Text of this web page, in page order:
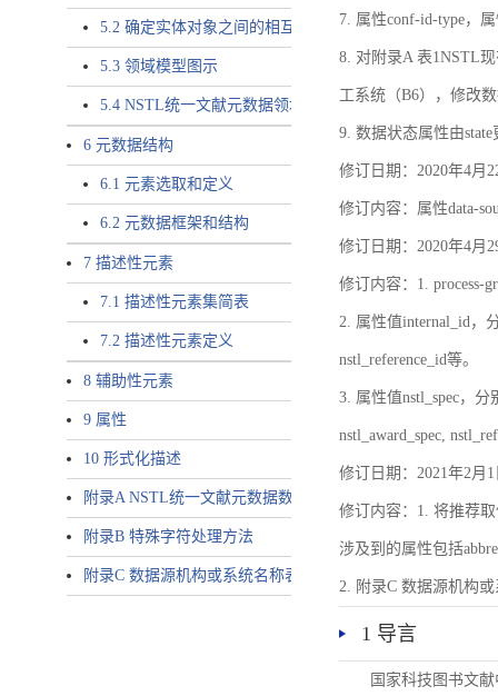
5.2 确定实体对象之间的相互关系，定义实体对象之间的
5.3 领域模型图示
5.4 NSTL统一文献元数据领域模型的验证
6 元数据结构
6.1 元素选取和定义
6.2 元数据框架和结构
7 描述性元素
7.1 描述性元素集简表
7.2 描述性元素定义
8 辅助性元素
9 属性
10 形式化描述
附录A NSTL统一文献元数据数据唯一标识符规则
附录B 特殊字符处理方法
附录C 数据源机构或系统名称表
7. 属性conf-id-type，
8. 对附录A 表1NSTL
工系统（B6），修改
9. 数据状态属性由state
修订日期：2020年4月
修订内容：属性data-
修订日期：2020年4月
修订内容：1. process-
2. 属性值internal_id，
nstl_reference_id等。
3. 属性值nstl_spec，分
nstl_award_spec,
修订日期：2021年2月1
修订内容：1. 将推荐
涉及到的属性包括
2. 附录C 数据源机构或
1 导言
国家科技图书文